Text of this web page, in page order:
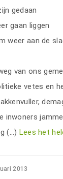
gedaan
gaan liggen
weer aan de
van ons
vetes en
inwoners
(…) Lees het
2013